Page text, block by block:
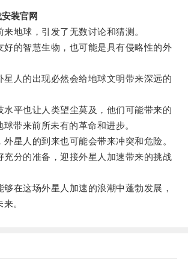
装官网
球，引发了无数讨论和猜测。
的智慧生物，也可能是具有侵略性的外
人的出现必然会给地球文明带来深远的
平也让人类望尘莫及，他们可能带来的
带来前所未有的革命和进步。
人的到来也可能会带来冲突和危险。
分的准备，迎接外星人加速带来的挑战
这场外星人加速的浪潮中蓬勃发展，
。